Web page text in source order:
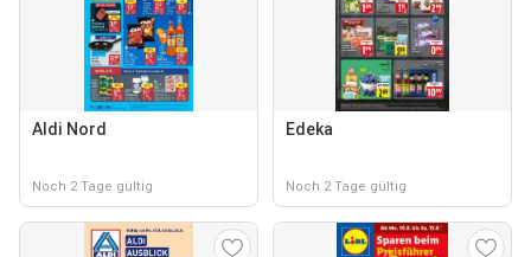
Aldi Nord
Noch 2 Tage gültig
Edeka
Noch 2 Tage gültig